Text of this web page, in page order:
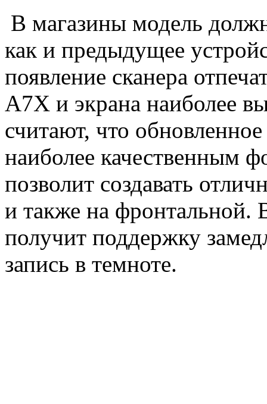
В магазины модель
как и предыдущее
появление сканера
A7X и экрана наиболее
считают, что
наиболее качественным
позволит создавать
и также на фронтальной.
получит поддержку
запись в темноте.